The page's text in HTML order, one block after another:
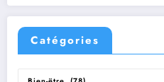
Catégories